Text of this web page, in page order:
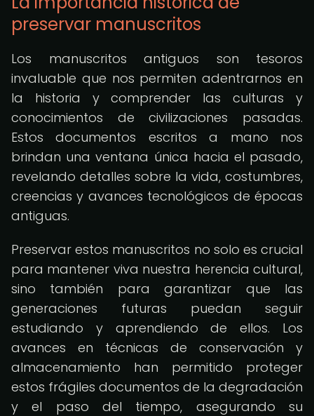
preservar manuscritos
Los manuscritos antiguos son tesoros
invaluable que nos permiten adentrarnos en
la historia y comprender las culturas y
conocimientos de civilizaciones pasadas.
Estos documentos escritos a mano nos
brindan una ventana única hacia el pasado,
revelando detalles sobre la vida, costumbres,
creencias y avances tecnológicos de épocas
antiguas.
Preservar estos manuscritos no solo es crucial
para mantener viva nuestra herencia cultural,
sino también para garantizar que las
generaciones futuras puedan seguir
estudiando y aprendiendo de ellos. Los
avances en técnicas de conservación y
almacenamiento han permitido proteger
estos frágiles documentos de la degradación
y el paso del tiempo, asegurando su